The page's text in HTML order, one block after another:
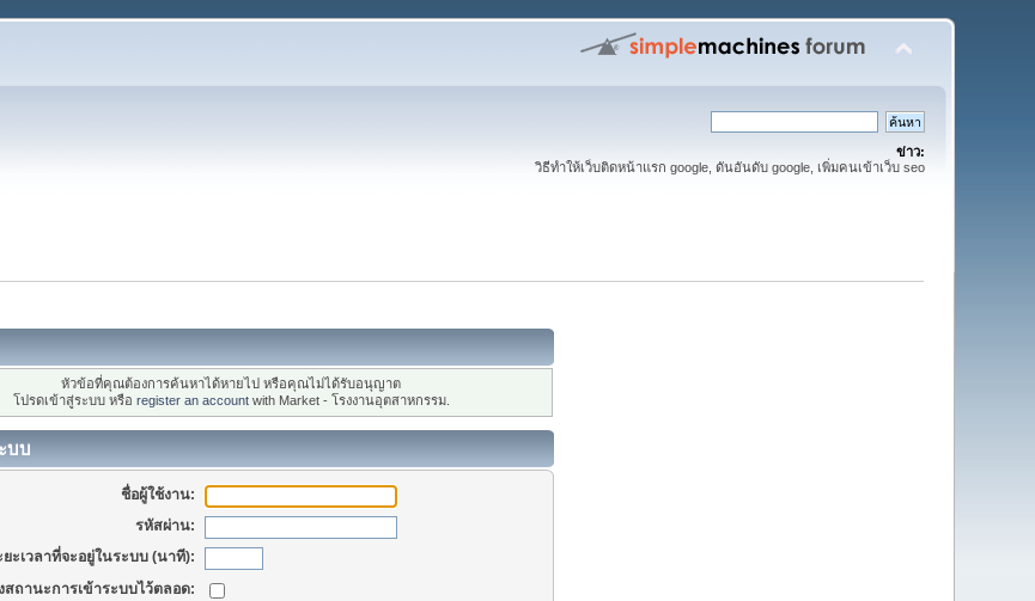
ข่าว:
วิธีทำให้เว็บติดหน้าแรก google, ดันอันดับ google, เพิ่มคนเข้าเว็บ seo
หัวข้อที่คุณต้องการค้นหาได้หายไป หรือคุณไม่ได้รับอนุญาต
โปรดเข้าสู่ระบบ หรือ register an accountwith Market - โรงงานอุตสาหกรรม.
บบ
ชื่อผู้ใช้งาน:
รหัสผ่าน:
ยะเวลาที่จะอยู่ในระบบ (นาที):
สถานะการเข้าระบบไว้ตลอด: